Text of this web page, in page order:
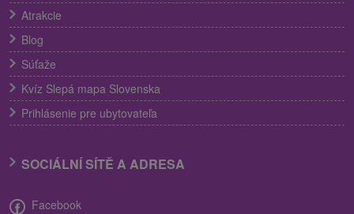
Atrakcie
Blog
Súťaže
Kvíz Slepá mapa Slovenska
Prihlásenie pre ubytovateľa
SOCIÁLNÍ SÍTĚ A ADRESA
Facebook